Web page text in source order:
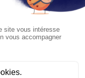
pape Léon
sur KTO le
Argentine et